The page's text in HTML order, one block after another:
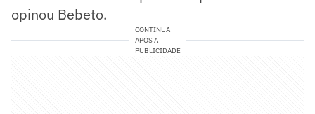
opinou Bebeto.
CONTINUA
APÓS A
PUBLICIDADE